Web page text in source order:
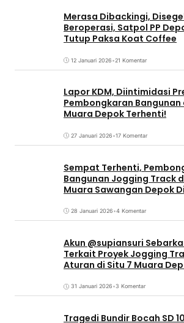
Merasa Dibackingi,
Beroperasi, Satpol PP
Tutup Paksa Koat Coffee
12 Januari 2026•21 Komentar
Lapor KDM, Diintimidasi
Pembongkaran Bangunan
Muara Depok Terhenti!
27 Januari 2026•17 Komentar
Sempat Terhenti,
Bangunan Jogging Track
Muara Sawangan Depok
28 Januari 2026•4 Komentar
Akun @supiansuri
Terkait Proyek Jogging
Aturan di Situ 7 Muara
31 Januari 2026•3 Komentar
Tragedi Bundir Bocah SD